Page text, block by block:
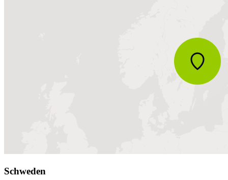
Schweden